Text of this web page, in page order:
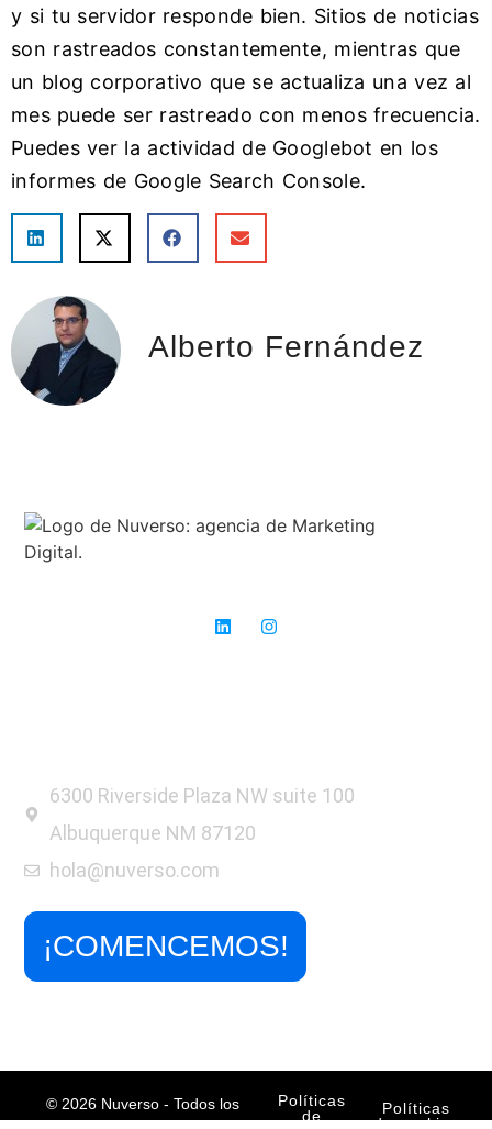
y si tu servidor responde bien. Sitios de noticias
son rastreados constantemente, mientras que
un blog corporativo que se actualiza una vez al
mes puede ser rastreado con menos frecuencia.
Puedes ver la actividad de Googlebot en los
informes de Google Search Console.
Alberto Fernández
6300 Riverside Plaza NW suite 100
Albuquerque NM 87120
hola@nuverso.com
¡COMENCEMOS!
© 2026 Nuverso - Todos los
Políticas
de
Políticas
de cookies